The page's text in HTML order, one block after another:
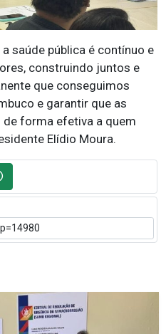
saúde pública é contínuo e
construindo juntos e
que conseguimos
e garantir que as
forma efetiva a quem
Elídio Moura.